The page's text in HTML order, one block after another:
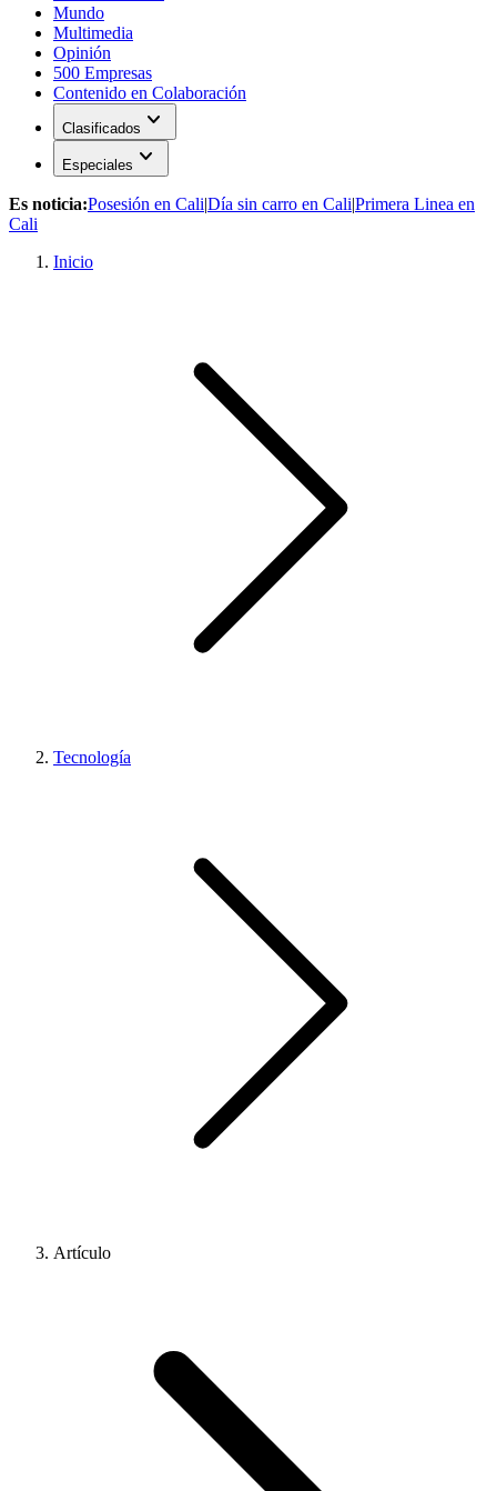
Mundo
Multimedia
Opinión
500 Empresas
Contenido en Colaboración
Clasificados expand_more
Especiales expand_more
Es noticia:Posesión en Cali|Día sin carro en Cali|Primera Linea en
Cali
Inicio
Tecnología
Artículo